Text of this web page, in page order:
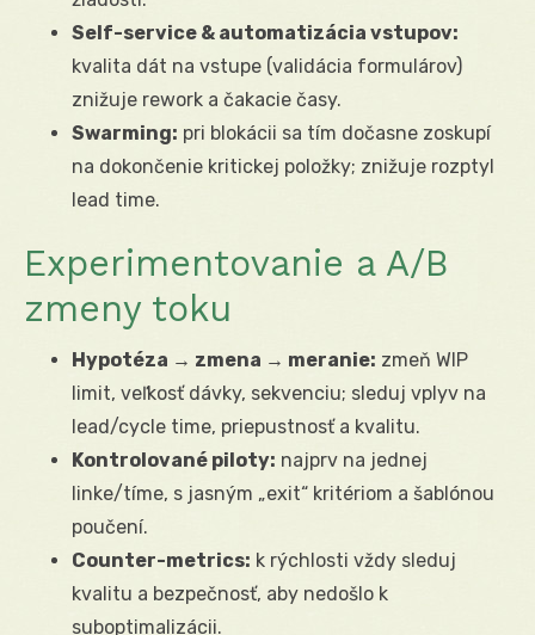
Self-service & automatizácia vstupov:
kvalita dát na vstupe (validácia formulárov)
znižuje rework a čakacie časy.
Swarming: pri blokácii sa tím dočasne zoskupí
na dokončenie kritickej položky; znižuje rozptyl
lead time.
Experimentovanie a A/B
zmeny toku
Hypotéza → zmena → meranie: zmeň WIP
limit, veľkosť dávky, sekvenciu; sleduj vplyv na
lead/cycle time, priepustnosť a kvalitu.
Kontrolované piloty: najprv na jednej
linke/tíme, s jasným „exit“ kritériom a šablónou
poučení.
Counter-metrics: k rýchlosti vždy sleduj
kvalitu a bezpečnosť, aby nedošlo k
suboptimalizácii.